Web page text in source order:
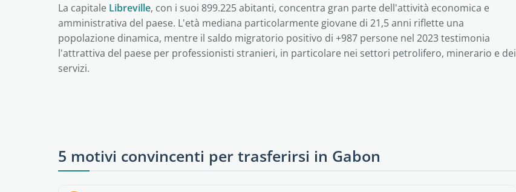
La capitale Libreville, con i suoi 899.225 abitanti, concentra gran parte dell'attività economica e
amministrativa del paese. L'età mediana particolarmente giovane di 21,5 anni riflette una
popolazione dinamica, mentre il saldo migratorio positivo di +987 persone nel 2023 testimonia
l'attrattiva del paese per professionisti stranieri, in particolare nei settori petrolifero, minerario e dei
servizi.
5 motivi convincenti per trasferirsi in Gabon